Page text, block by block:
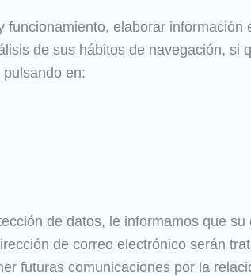
elaborar información
de sus hábitos de navegación, si
en:
de datos, le informamos que su
de correo electrónico serán
futuras comunicaciones por la